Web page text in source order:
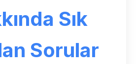
Sık
Sorular